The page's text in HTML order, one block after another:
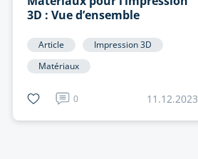
3D : Vue d’ensemble
Article
Impression 3D
Matériaux
0 11.12.2023